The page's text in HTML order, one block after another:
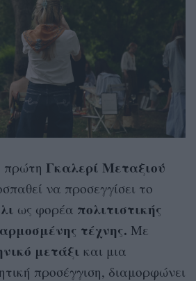
πρώτη Γκαλερί Μεταξιού
να προσεγγίσει το
ως φορέα πολιτιστικής
τέχνης. Με
μετάξι και μια
προσέγγιση, διαμορφώνει